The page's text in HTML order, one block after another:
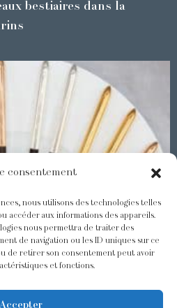
consentement
nous utilisons des technologies telles
accéder aux informations des appareils.
nous permettra de traiter des
de navigation ou les ID uniques sur ce
de retirer son consentement peut avoir
et fonctions.
Accepter
bestiaires dans la
Odiot